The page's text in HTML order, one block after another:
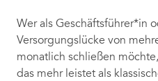
Wer als Geschäftsführer*in
Versorgungslücke von
monatlich schließen
das mehr leistet als